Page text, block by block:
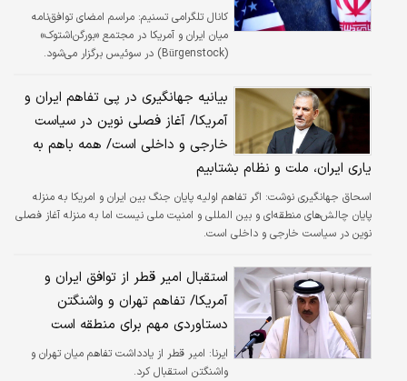
کانال تلگرامی تسنیم: مراسم امضای توافق‌نامه
میان ایران و آمریکا در مجتمع «بورگن‌اشتوک»
(Bürgenstock) در سوئیس برگزار می‌شود.
بیانیه جهانگیری در پی تفاهم ایران و
آمریکا/ آغاز فصلی نوین در سیاست
خارجی و داخلی است/ همه باهم به
یاری ایران، ملت و نظام بشتابیم
اسحاق جهانگیری نوشت: اگر تفاهم اولیه پایان جنگ بین ایران و امریکا به منزله
پایان چالش‌های منطقه‌ای و بین المللی و امنیت ملی نیست اما به منزله آغاز فصلی
نوین در سیاست خارجی و داخلی است.
استقبال امیر قطر از توافق ایران و
آمریکا/ تفاهم تهران و واشنگتن
دستاوردی مهم برای منطقه است
ایرنا: امیر قطر از یادداشت تفاهم میان تهران و
واشنگتن استقبال کرد.